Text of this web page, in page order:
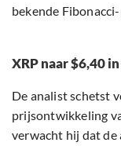
bekende
XRP naar $6,40
De analist schetst
prijsontwikkeling
verwacht hij dat de